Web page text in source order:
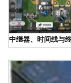
中继器、时间线与